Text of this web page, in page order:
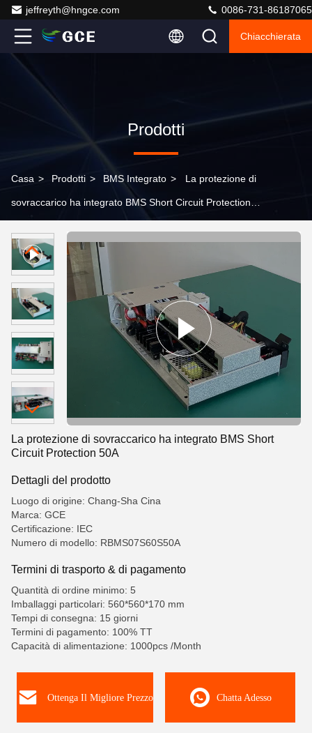
jeffreyth@hngce.com 0086-731-86187065
Chiacchierata
Prodotti
Casa > Prodotti > BMS Integrato > La protezione di
sovraccarico ha integrato BMS Short Circuit Protection
La protezione di sovraccarico ha integrato BMS Short
Circuit Protection 50A
Dettagli del prodotto
Luogo di origine: Chang-Sha Cina
Marca: GCE
Certificazione: IEC
Numero di modello: RBMS07S60S50A
Termini di trasporto & di pagamento
Quantità di ordine minimo: 5
Imballaggi particolari: 560*560*170 mm
Tempi di consegna: 15 giorni
Termini di pagamento: 100% TT
Capacità di alimentazione: 1000pcs /Month
Ottenga Il Migliore Prezzo Chatta Adesso